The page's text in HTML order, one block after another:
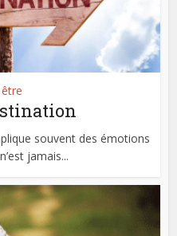
souvent des émotions
jamais...